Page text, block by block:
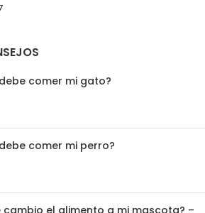
comer mi gato?
comer mi perro?